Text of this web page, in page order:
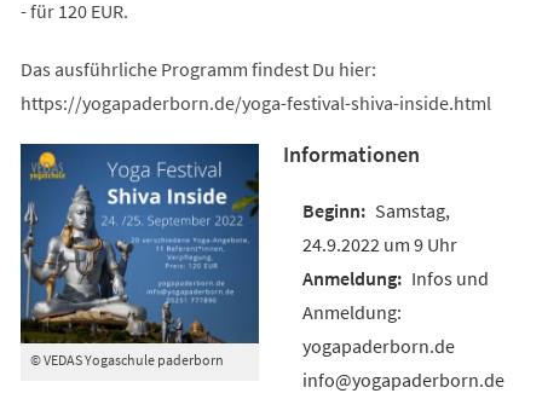
- für 120 EUR.
Das ausführliche Programm findest Du hier:
https://yogapaderborn.de/yoga-festival-shiva-inside.html
© VEDAS Yogaschule paderborn
Informationen
Samstag,
24.9.2022 um 9 Uhr
Infos und
Anmeldung:
yogapaderborn.de
info@yogapaderborn.de